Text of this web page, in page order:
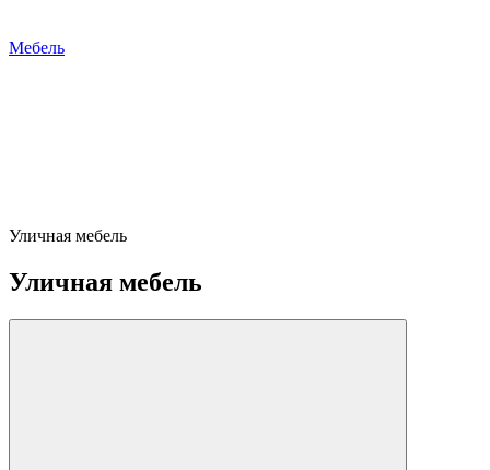
Мебель
Уличная мебель
Уличная мебель